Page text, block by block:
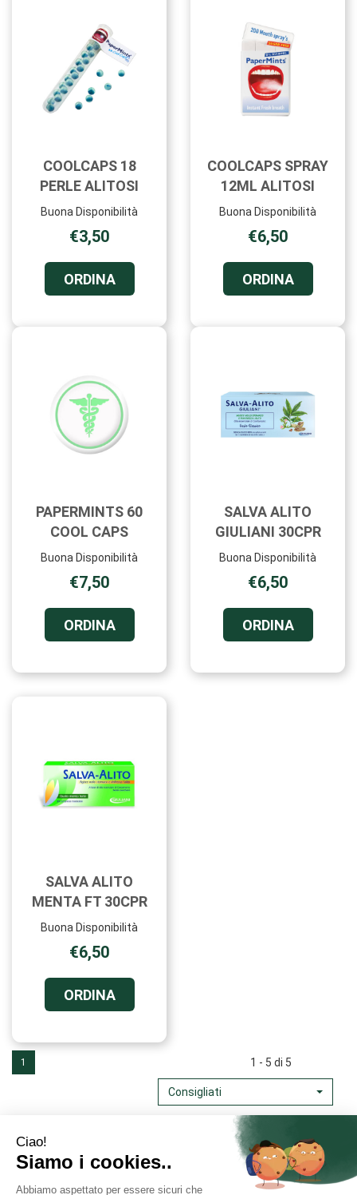
COOLCAPS 18
PERLE ALITOSI
Buona Disponibilità
€3,50
ORDINA
18
ALITOSI AL
COOLCAPS SPRAY
12ML ALITOSI
Buona Disponibilità
€6,50
ORDINA
SPRAY
ALITOSI
PAPERMINTS 60
COOL CAPS
Buona Disponibilità
€7,50
ORDINA
60
CAPS AL
SALVA ALITO
GIULIANI 30CPR
Buona Disponibilità
€6,50
ORDINA
ALITO
30CPR AL
SALVA ALITO
MENTA FT 30CPR
Buona Disponibilità
€6,50
ORDINA
ALITO
FT
CARRELLO
1 1 - 5 di 5
Consigliati
Link Veloci